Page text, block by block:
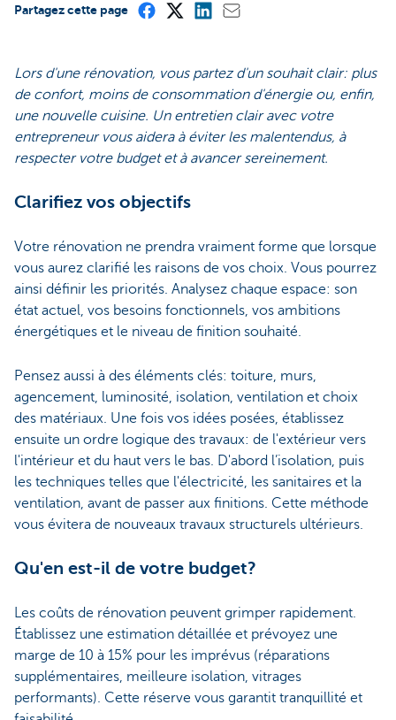
Partagez cette page
Lors d'une rénovation, vous partez d'un souhait clair: plus
de confort, moins de consommation d'énergie ou, enfin,
une nouvelle cuisine. Un entretien clair avec votre
entrepreneur vous aidera à éviter les malentendus, à
respecter votre budget et à avancer sereinement.
Clarifiez vos objectifs
Votre rénovation ne prendra vraiment forme que lorsque
vous aurez clarifié les raisons de vos choix. Vous pourrez
ainsi définir les priorités. Analysez chaque espace: son
état actuel, vos besoins fonctionnels, vos ambitions
énergétiques et le niveau de finition souhaité.
Pensez aussi à des éléments clés: toiture, murs,
agencement, luminosité, isolation, ventilation et choix
des matériaux. Une fois vos idées posées, établissez
ensuite un ordre logique des travaux: de l'extérieur vers
l'intérieur et du haut vers le bas. D'abord l’isolation, puis
les techniques telles que l'électricité, les sanitaires et la
ventilation, avant de passer aux finitions. Cette méthode
vous évitera de nouveaux travaux structurels ultérieurs.
Qu'en est-il de votre budget?
Les coûts de rénovation peuvent grimper rapidement.
Établissez une estimation détaillée et prévoyez une
marge de 10 à 15% pour les imprévus (réparations
supplémentaires, meilleure isolation, vitrages
performants). Cette réserve vous garantit tranquillité et